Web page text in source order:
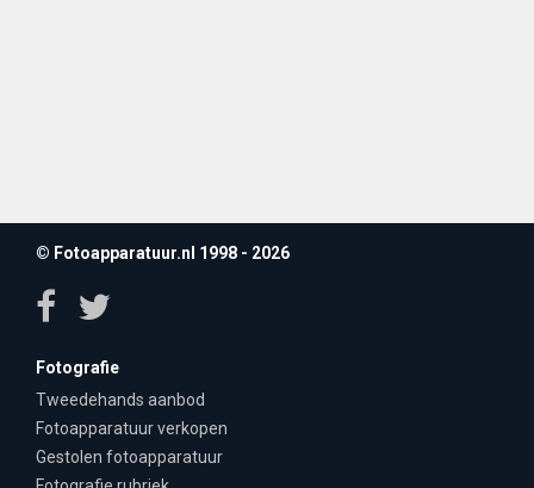
© Fotoapparatuur.nl 1998 - 2026
Fotografie
Tweedehands aanbod
Fotoapparatuur verkopen
Gestolen fotoapparatuur